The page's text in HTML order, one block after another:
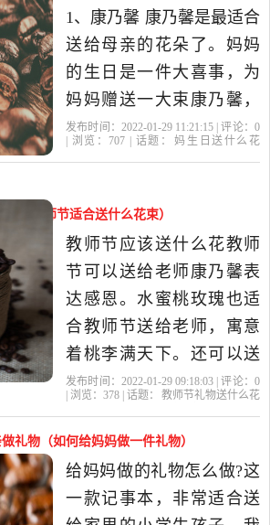
色，红色，粉色和白色。
这三种的区别在于红色适
合...给妈妈送花应
1、康乃馨 康乃馨是最适合
送给母亲的花朵了。妈妈
的生日是一件大喜事，为
妈妈赠送一大束康乃馨，
则是祝愿母亲能够开开心
亲多年辛劳付出的感动和
感激之情。 2、长寿花 就
和长寿花的名字一样，它
的花...
发布时间：2022-01-29 11:21:15 | 评论： 0
| 浏览： 707 | 话题：
妈生日送什么花
适（教师节适合送什么花束）
教师节应该送什么花教师
节可以送给老师康乃馨表
达感恩。水蜜桃玫瑰也适
合教师节送给老师，寓意
着桃李满天下。还可以送
文竹来寓意着老师文气十
百合也适合在教师节送给
老师。 ￼ 1、康乃馨 康乃
馨的花语有热情、魅力、
温馨的祝福、伟大...教师节
发布时间：2022-01-29 09:18:03 | 评论： 0
| 浏览： 378 | 话题：
教师节礼物送什么花
礼物（如何给妈妈做一件礼物）
给妈妈做的礼物怎么做?这
一款记事本，非常适合送